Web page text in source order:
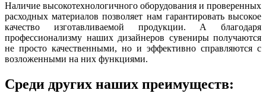
Наличие высокотехнологичного оборудования и проверенных
расходных материалов позволяет нам гарантировать высокое
качество изготавливаемой продукции. А благодаря
профессионализму наших дизайнеров сувениры получаются
не просто качественными, но и эффективно справляются с
возложенными на них функциями.
Среди других наших преимуществ: